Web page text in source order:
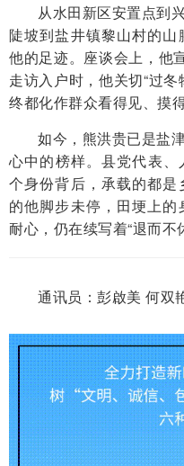
从水田新区安置点到
陡坡到盐井镇黎山村的
他的足迹。座谈会上，他
走访入户时，他关切“过
终都化作群众看得见、摸
如今，熊洪贵已是盐
心中的榜样。县党代表
个身份背后，承载的都
的他脚步未停，田埂上
耐心，仍在续写着“退而不
通讯员：彭啟美 何双